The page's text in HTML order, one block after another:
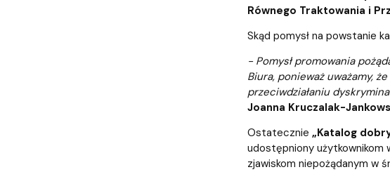
Równego Traktowania i
Skąd pomysł na powstanie
- Pomysł promowania
Biura, ponieważ uważamy,
przeciwdziałaniu
Joanna Kruczalak-
Ostatecznie „Katalog
udostępniony użytkownikom
zjawiskom niepożądanym w